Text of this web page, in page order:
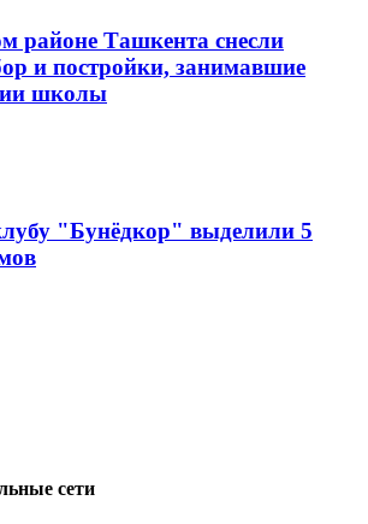
районе Ташкента снесли
и постройки, занимавшие
школы
"Бунёдкор" выделили 5
сети